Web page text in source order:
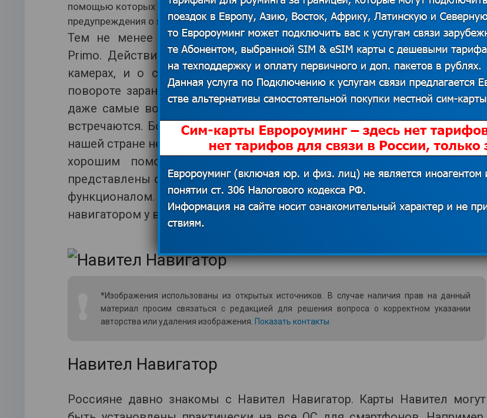
помощью которых легко найти оставленную машину. Оснащен навигатор и сервисом
предупреждения о пробках, но, надо сказать, функционирует он не слишком корректно.
Тем не менее пользователи делятся противоречивыми отзывами о
Primo. Действительно, с одной стороны, система предупреждает и о
камерах, и о совершенном превышении сообщит, и о предстоящем
повороте заранее проинформирует. С другой стороны, карты (причем,
даже самые востребованные) редко обновляются, да и ошибки часто
встречаются. Большим минусом является то, что поддержка пробок в
нашей стране не проработана как следует. Однако iGO Primo может стать
хорошим помощником при поездке по ЕС, ведь карты Европы
представлены со всеми необходимыми подробностями и достаточным
функционалом. Итак, вас ждет Европа, карта стран которой с
навигатором у вас всегда будет под рукой.
*Изображения использованы из открытых источников. В случае наличия прав на данный
материал просим связаться с редакцией для решения вопроса о корректном указании
авторства или удаления изображения. Показать контакты
Навител Навигатор
Россияне давно знакомы с Навител Навигатор. Карты Навител могут